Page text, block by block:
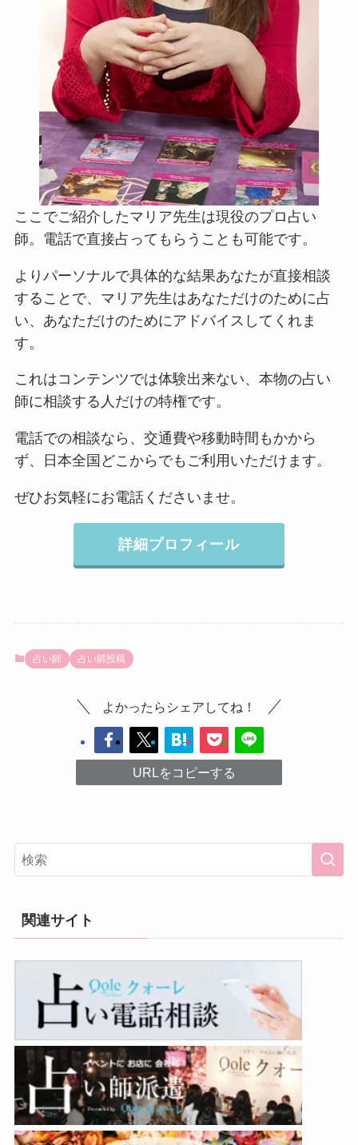
ここでご紹介したマリア先生は現役のプロ占い
師。電話で直接占ってもらうことも可能です。
よりパーソナルで具体的な結果あなたが直接相談
することで、マリア先生はあなただけのために占
い、あなただけのためにアドバイスしてくれま
す。
これはコンテンツでは体験出来ない、本物の占い
師に相談する人だけの特権です。
電話での相談なら、交通費や移動時間もかから
ず、日本全国どこからでもご利用いただけます。
ぜひお気軽にお電話くださいませ。
詳細プロフィール
占い師 占い師投稿
よかったらシェアしてね！
URLをコピーする
関連サイト